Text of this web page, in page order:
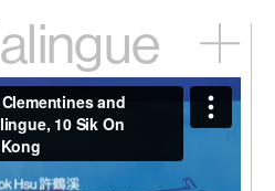
Malingue